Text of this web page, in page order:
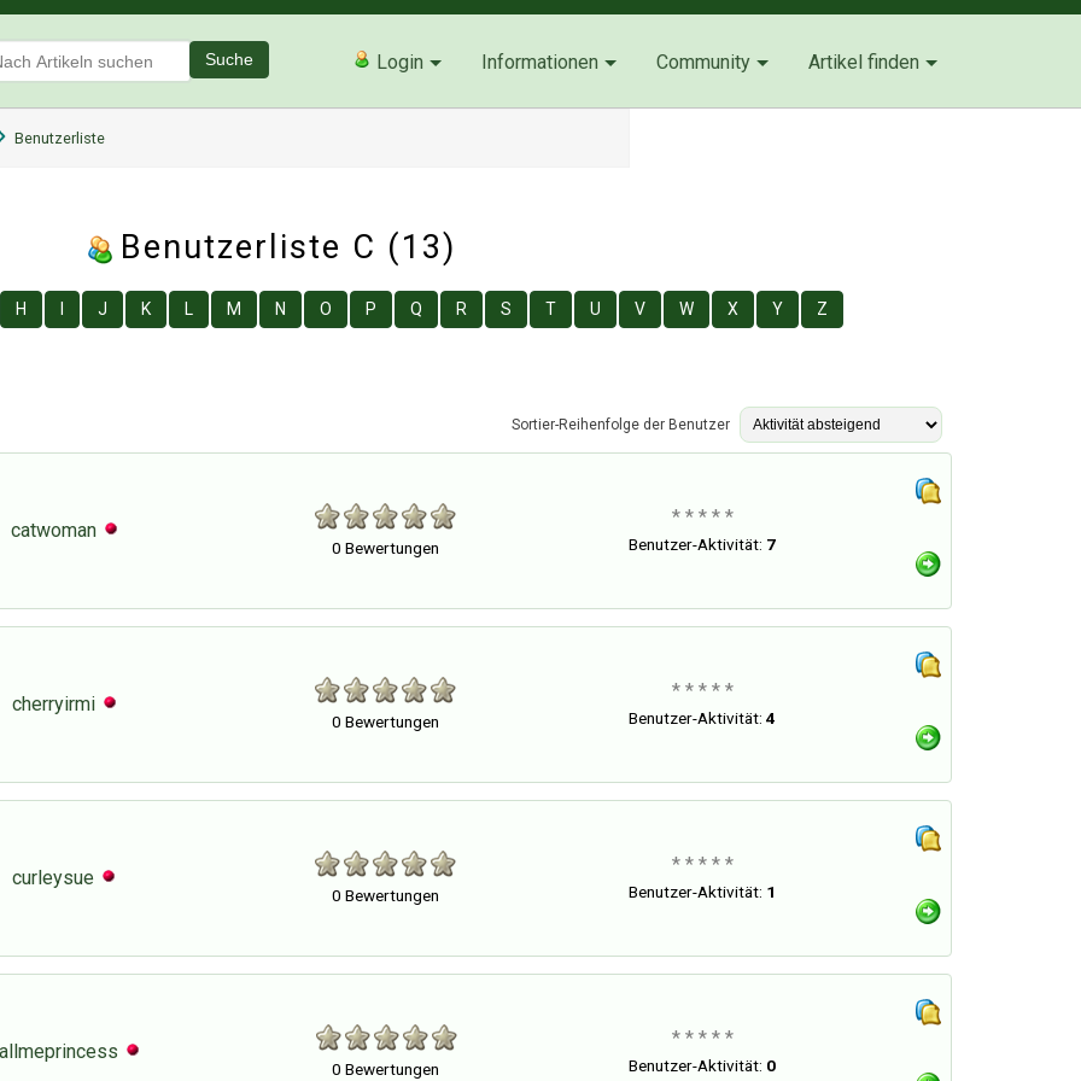
Suche Login Informationen Community Artikel finden
Benutzerliste
Benutzerliste C (13)
H I J K L M N O P Q R S T U V W X Y Z
Sortier-Reihenfolge der Benutzer
catwoman
0 Bewertungen
* * * * *
Benutzer-Aktivität: 7
cherryirmi
0 Bewertungen
* * * * *
Benutzer-Aktivität: 4
curleysue
0 Bewertungen
* * * * *
Benutzer-Aktivität: 1
0 Bewertungen
* * * * *
Benutzer-Aktivität: 0